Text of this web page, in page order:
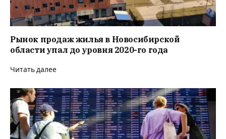
Рынок продаж жилья в Новосибирской
области упал до уровня 2020-го года
Читать далее